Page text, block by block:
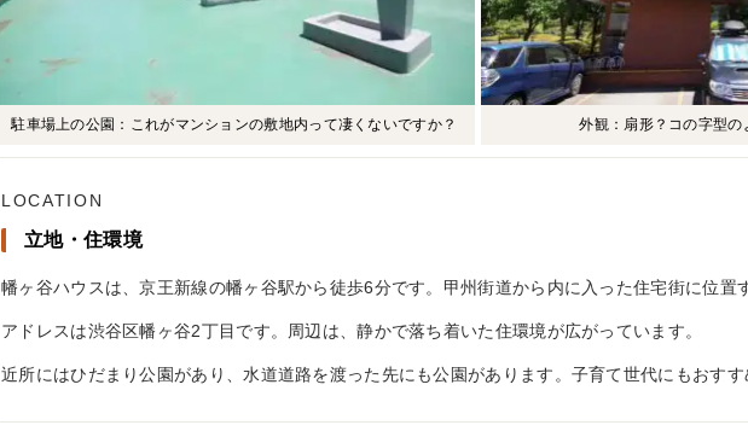
駐車場上の公園：これがマンションの敷地内って凄くないですか？ 外観：扇形？コの字型の
LOCATION
立地・住環境
幡ヶ谷ハウスは、京王新線の幡ヶ谷駅から徒歩6分です。甲州街道から内に入った住宅街に位置
アドレスは渋谷区幡ヶ谷2丁目です。周辺は、静かで落ち着いた住環境が広がっています。
近所にはひだまり公園があり、水道道路を渡った先にも公園があります。子育て世代にもおす